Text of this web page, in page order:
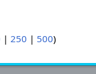
| 250 | 500)